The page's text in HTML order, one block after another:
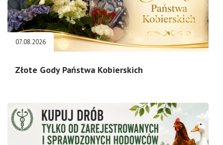
07.08.2026
Złote Gody Państwa Kobierskich